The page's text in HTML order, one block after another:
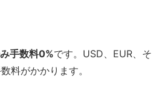
手数料0%です。USD、EUR、そ
料がかかります。